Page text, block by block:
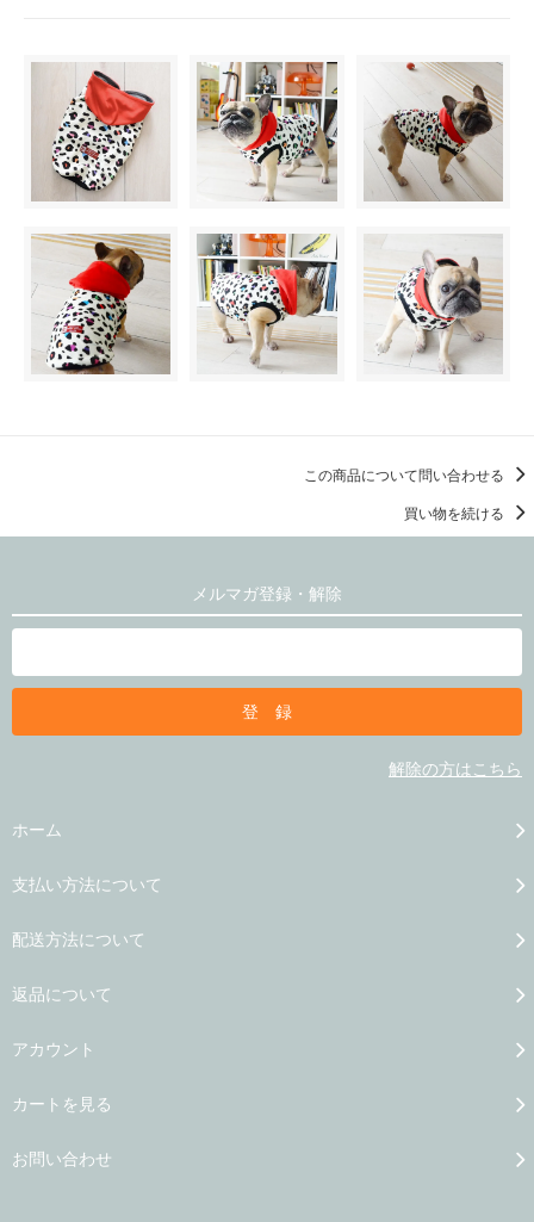
この商品について問い合わせる
買い物を続ける
メルマガ登録・解除
解除の方はこちら
ホーム
支払い方法について
配送方法について
返品について
アカウント
カートを見る
お問い合わせ